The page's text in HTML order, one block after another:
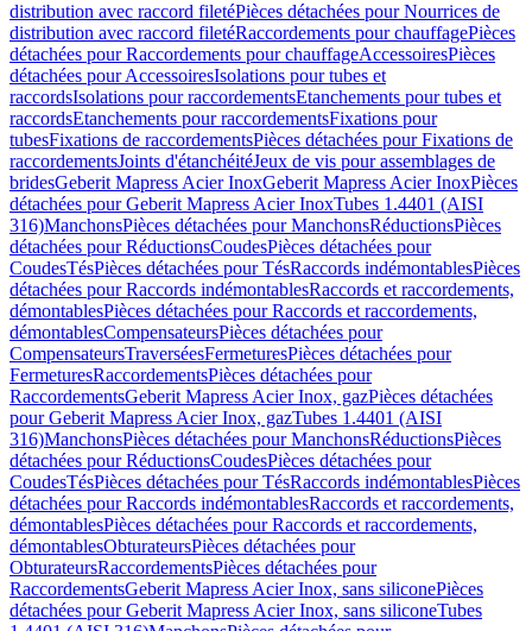
distribution avec raccord filetéPièces détachées pour Nourrices de
distribution avec raccord filetéRaccordements pour chauffagePièces
détachées pour Raccordements pour chauffageAccessoiresPièces
détachées pour AccessoiresIsolations pour tubes et
raccordsIsolations pour raccordementsEtanchements pour tubes et
raccordsEtanchements pour raccordementsFixations pour
tubesFixations de raccordementsPièces détachées pour Fixations de
raccordementsJoints d'étanchéitéJeux de vis pour assemblages de
bridesGeberit Mapress Acier InoxGeberit Mapress Acier InoxPièces
détachées pour Geberit Mapress Acier InoxTubes 1.4401 (AISI
316)ManchonsPièces détachées pour ManchonsRéductionsPièces
détachées pour RéductionsCoudesPièces détachées pour
CoudesTésPièces détachées pour TésRaccords indémontablesPièces
détachées pour Raccords indémontablesRaccords et raccordements,
démontablesPièces détachées pour Raccords et raccordements,
démontablesCompensateursPièces détachées pour
CompensateursTraverséesFermeturesPièces détachées pour
FermeturesRaccordementsPièces détachées pour
RaccordementsGeberit Mapress Acier Inox, gazPièces détachées
pour Geberit Mapress Acier Inox, gazTubes 1.4401 (AISI
316)ManchonsPièces détachées pour ManchonsRéductionsPièces
détachées pour RéductionsCoudesPièces détachées pour
CoudesTésPièces détachées pour TésRaccords indémontablesPièces
détachées pour Raccords indémontablesRaccords et raccordements,
démontablesPièces détachées pour Raccords et raccordements,
démontablesObturateursPièces détachées pour
ObturateursRaccordementsPièces détachées pour
RaccordementsGeberit Mapress Acier Inox, sans siliconePièces
détachées pour Geberit Mapress Acier Inox, sans siliconeTubes